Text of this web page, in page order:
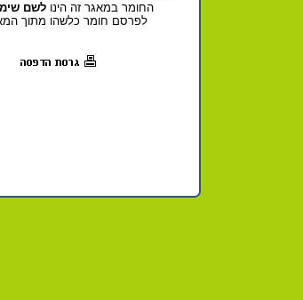
החומר במאגר זה הינו לשם
לפרסם חומר כלשהו מתוך